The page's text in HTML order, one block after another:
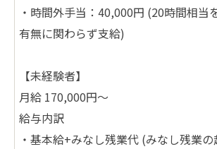
・時間外手当：40,000円 (20時間相当
有無に関わらず支給)
【未経験者】
月給 170,000円～
給与内訳
・基本給+みなし残業代 (みなし残業